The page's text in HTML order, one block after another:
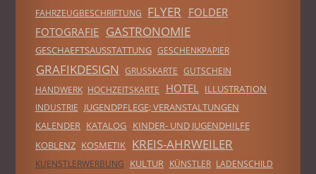
FAHRZEUGBESCHRIFTUNG
FLYER FOLDER
FOTOGRAFIE GASTRONOMIE
GESCHAEFTSAUSSTATTUNG GESCHENKPAPIER
GRAFIKDESIGN GRUSSKARTE
GUTSCHEIN
HANDWERK HOCHZEITSKARTE HOTEL ILLUSTRATION
INDUSTRIE
JUGENDPFLEGE; VERANSTALTUNGEN
KALENDER KATALOG KINDER- UND JUGENDHILFE
KOBLENZ KOSMETIK KREIS-AHRWEILER
KUENSTLERWERBUNG KULTUR KÜNSTLER LADENSCHILD